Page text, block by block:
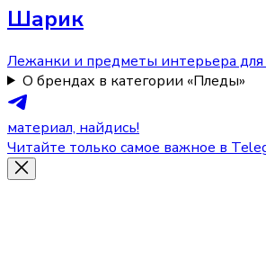
Шарик
Лежанки и предметы интерьера для
О брендах в категории «Пледы»
материал, найдись!
Читайте только самое важное в